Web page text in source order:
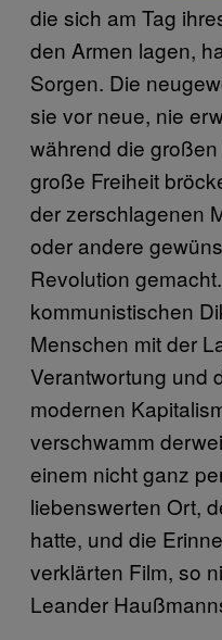
die sich am Tag
den Armen lagen,
Sorgen. Die
sie vor neue, nie
während die
große Freiheit
der zerschlagenen
oder andere
Revolution
kommunistischen
Menschen mit der
Verantwortung und
modernen
verschwamm
einem nicht ganz
liebenswerten Ort,
hatte, und die
verklärten Film, so
Leander